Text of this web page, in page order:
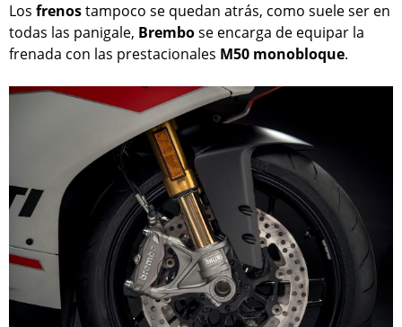
Los frenostampoco se quedan atrás, como suele ser en
todas las panigale, Brembose encarga de equipar la
frenada con las prestacionales M50 monobloque.